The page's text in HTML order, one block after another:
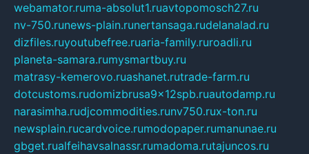
webamator.ruma-absolut1.ruavtopomosch27.ru
nv-750.runews-plain.runertansaga.rudelanalad.ru
dizfiles.ruyoutubefree.ruaria-family.ruroadli.ru
planeta-samara.rumysmartbuy.ru
matrasy-kemerovo.ruashanet.rutrade-farm.ru
dotcustoms.rudomizbrusa9x12spb.ruautodamp.ru
narasimha.rudjcommodities.runv750.rux-ton.ru
newsplain.rucardvoice.rumodopaper.rumanunae.ru
gbget.rualfeihavsalnassr.rumadoma.rutajuncos.ru